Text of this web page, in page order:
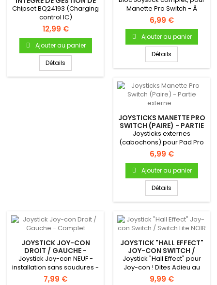
CHARGE
Chipset BQ24193 (Charging
control IC)
12,99 €
Ajouter au panier
Détails
Manette Pro Switch - À
souder sur la carte mère...
6,99 €
Ajouter au panier
Détails
JOYSTICKS MANETTE PRO
SWITCH (PAIRE) - PARTIE
EXTERNE -
Joysticks externes
(cabochons) pour Pad Pro
Switch - Produit neuf &
original
6,99 €
Ajouter au panier
Détails
JOYSTICK JOY-CON
DROIT / GAUCHE -
COMPLET
Joystick Joy-con NEUF -
installation sans soudures -
Complet, avec sa nappe...
7,99 €
JOYSTICK "HALL EFFECT"
JOY-CON SWITCH /
SWITCH LITE NOIR
Joystick "Hall Effect" pour
Joy-con ! Dites Adieu au
Joy-con Drift grâce à la...
9,99 €